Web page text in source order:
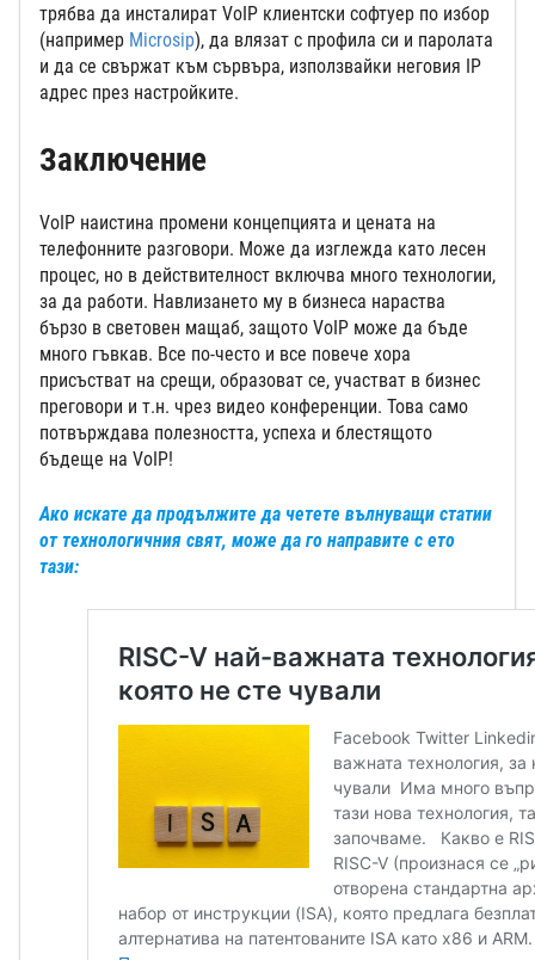
трябва да инсталират VoIP клиентски софтуер по избор
(например Microsip), да влязат с профила си и паролата
и да се свържат към сървъра, използвайки неговия IP
адрес през настройките.
Заключение
VoIP наистина промени концепцията и цената на
телефонните разговори. Може да изглежда като лесен
процес, но в действителност включва много технологии,
за да работи. Навлизането му в бизнеса нараства
бързо в световен мащаб, защото VoIP може да бъде
много гъвкав. Все по-често и все повече хора
присъстват на срещи, образоват се, участват в бизнес
преговори и т.н. чрез видео конференции. Това само
потвърждава полезността, успеха и блестящото
бъдеще на VoIP!
Ако искате да продължите да четете вълнуващи статии
от технологичния свят, може да го направите с ето
тази: